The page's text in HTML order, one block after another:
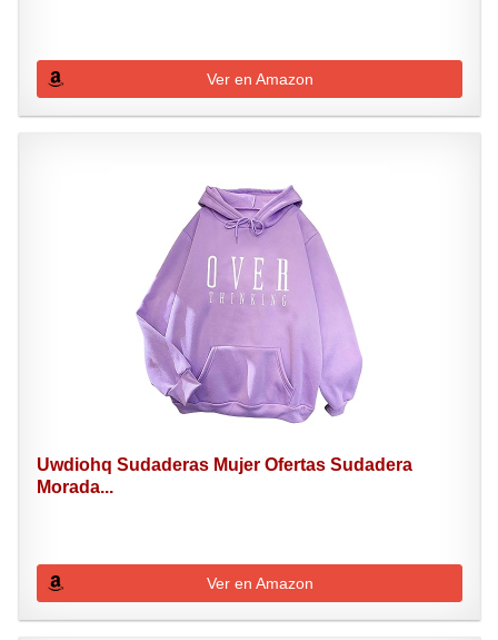
Ver en Amazon
Uwdiohq Sudaderas Mujer Ofertas Sudadera
Morada...
Ver en Amazon